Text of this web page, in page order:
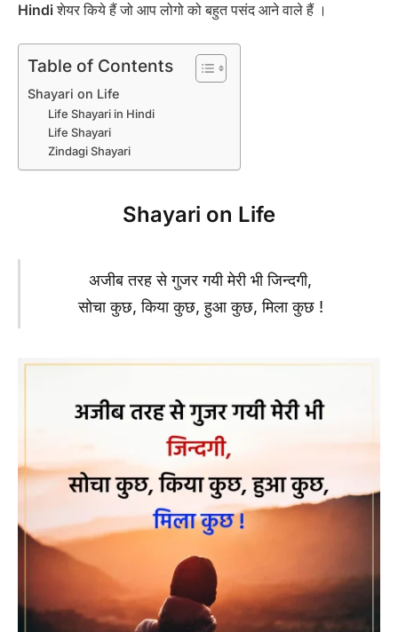
Hindiशेयर किये हैं जो आप लोगो को बहुत पसंद आने वाले हैं ।
Table of Contents
Shayari on Life
Life Shayari in Hindi
Life Shayari
Zindagi Shayari
Shayari on Life
अजीब तरह से गुजर गयी मेरी भी जिन्दगी,
सोचा कुछ, किया कुछ, हुआ कुछ, मिला कुछ !